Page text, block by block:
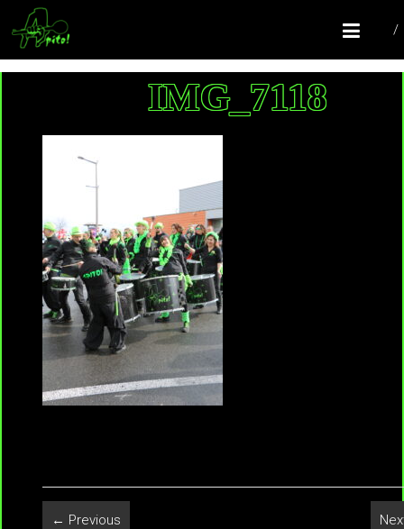
COMPAGNIE APITO!
Batucada Colomiers
IMG_7118
← Previous